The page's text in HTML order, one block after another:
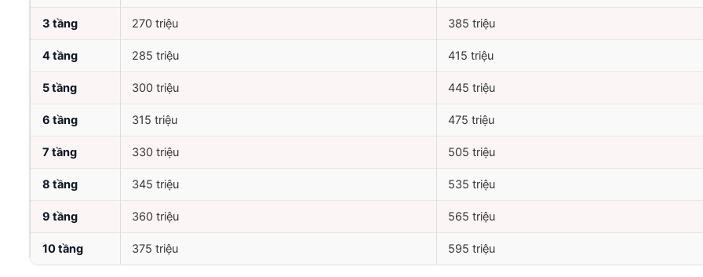
3 tầng 270 triệu 385 triệu
4 tầng 285 triệu 415 triệu
5 tầng 300 triệu 445 triệu
6 tầng 315 triệu 475 triệu
7 tầng 330 triệu 505 triệu
8 tầng 345 triệu 535 triệu
9 tầng 360 triệu 565 triệu
10 tầng 375 triệu 595 triệu